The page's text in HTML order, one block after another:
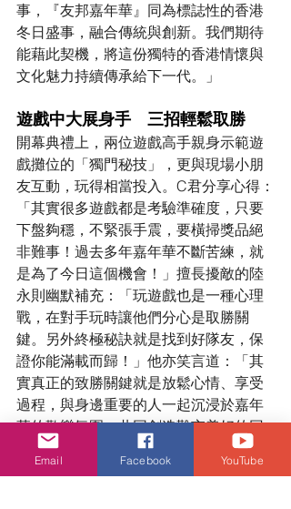
事，『友邦嘉年華』同為標誌性的香港
冬日盛事，融合傳統與創新。我們期待
能藉此契機，將這份獨特的香港情懷與
文化魅力持續傳承給下一代。」
遊戲中大展身手　三招輕鬆取勝
開幕典禮上，兩位遊戲高手親身示範遊
戲攤位的「獨門秘技」，更與現場小朋
友互動，玩得相當投入。C君分享心得：
「其實很多遊戲都是考驗準確度，只要
下盤夠穩，不緊張手震，要橫掃獎品絕
非難事！過去多年嘉年華不斷苦練，就
是為了今日這個機會！」擅長擾敵的陸
永則幽默補充：「玩遊戲也是一種心理
戰，在對手玩時讓他們分心是取勝關
鍵。另外終極秘訣就是找到好隊友，保
證你能滿載而歸！」他亦笑言道：「其
實真正的致勝關鍵就是放鬆心情、享受
過程，與身邊重要的人一起沉浸於嘉年
華的歡樂氛圍，共同創造難忘美好的回
憶，這才是最珍貴的收穫。」
Email Facebook YouTube